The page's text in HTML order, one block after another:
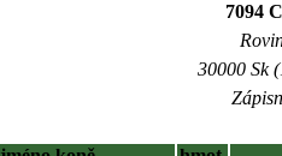
7094
30000 Sk